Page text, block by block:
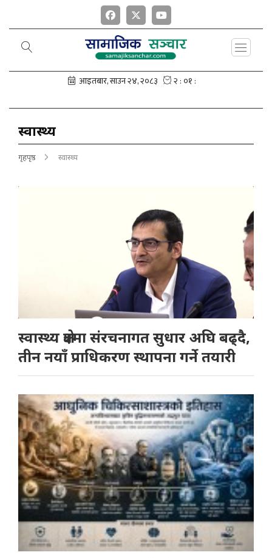
स्वास्थ्य
गृहपृष्ठ स्वास्थ्य
स्वास्थ्य क्षेत्रमा संरचनागत सुधार अघि बढ्दै,
तीन नयाँ प्राधिकरण स्थापना गर्ने तयारी